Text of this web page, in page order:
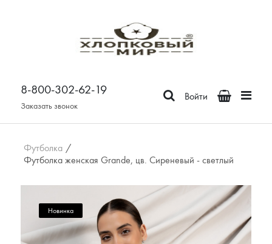
8-800-302-62-19
Заказать звонок
Войти
Постельное белье
Поплин
Сатин
Зима-Лето из бязи
Зима-Лето из поплина
Зима-Лето из сатина
Отдельные предметы
Наволочки
Футболка /
Футболка женская Grande, цв. Сиреневый - светлый
Новинка